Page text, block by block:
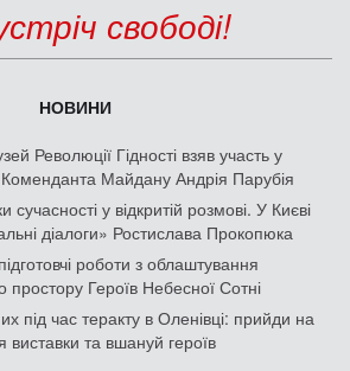
свободі!
НОВИНИ
Революції Гідності взяв участь у
Майдану Андрія Парубія
сучасності у відкритій розмові. У Києві
діалоги» Ростислава Прокопюка
роботи з облаштування
простору Героїв Небесної Сотні
під час теракту в Оленівці: прийди на
виставки та вшануй героїв